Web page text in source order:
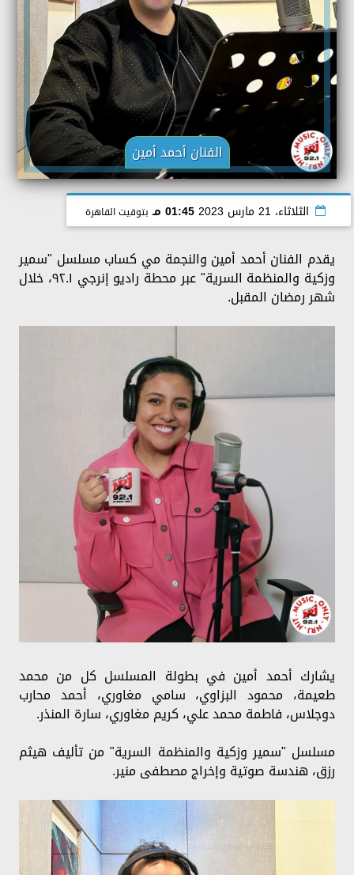
الفنان أحمد أمين
الثلاثاء، 21 مارس 2023 01:45 مـ بتوقيت القاهرة
يقدم الفنان أحمد أمين والنجمة مي كساب مسلسل "سمير
وزكية والمنظمة السرية" عبر محطة راديو إنرجي ٩٢.١، خلال
شهر رمضان المقبل.
يشارك أحمد أمين في بطولة المسلسل كل من محمد
طعيمة، محمود البزاوي، سامي مغاوري، أحمد محارب
دوجلاس، فاطمة محمد علي، كريم مغاوري، سارة المنذر.
مسلسل "سمير وزكية والمنظمة السرية" من تأليف هيثم
رزق، هندسة صوتية وإخراج مصطفى منير.